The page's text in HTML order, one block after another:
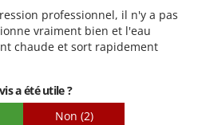
professionnel, il n'y a pas
vraiment bien et l'eau
chaude et sort rapidement
il méritait peut-être plus de
150 bars comme annoncé mais
bons, je pense qu'ils peuvent
a été utile ?
Non (2)